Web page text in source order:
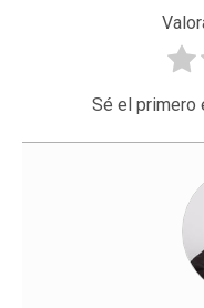
Sé el primero